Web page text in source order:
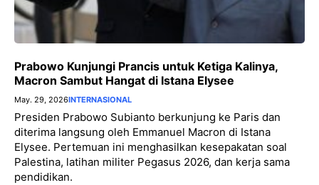
Prabowo Kunjungi Prancis untuk Ketiga Kalinya,
Macron Sambut Hangat di Istana Elysee
May. 29, 2026INTERNASIONAL
Presiden Prabowo Subianto berkunjung ke Paris dan
diterima langsung oleh Emmanuel Macron di Istana
Elysee. Pertemuan ini menghasilkan kesepakatan soal
Palestina, latihan militer Pegasus 2026, dan kerja sama
pendidikan.